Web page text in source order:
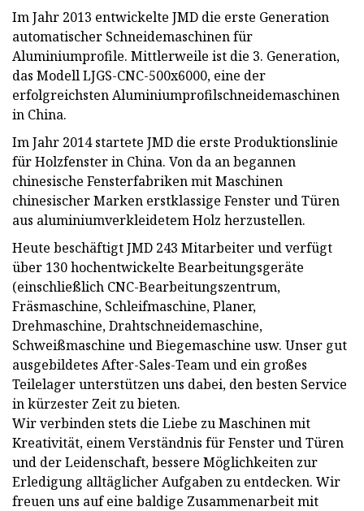
Im Jahr 2013 entwickelte JMD die erste Generation
automatischer Schneidemaschinen für
Aluminiumprofile. Mittlerweile ist die 3. Generation,
das Modell LJGS-CNC-500x6000, eine der
erfolgreichsten Aluminiumprofilschneidemaschinen
in China.
Im Jahr 2014 startete JMD die erste Produktionslinie
für Holzfenster in China. Von da an begannen
chinesische Fensterfabriken mit Maschinen
chinesischer Marken erstklassige Fenster und Türen
aus aluminiumverkleidetem Holz herzustellen.
Heute beschäftigt JMD 243 Mitarbeiter und verfügt
über 130 hochentwickelte Bearbeitungsgeräte
(einschließlich CNC-Bearbeitungszentrum,
Fräsmaschine, Schleifmaschine, Planer,
Drehmaschine, Drahtschneidemaschine,
Schweißmaschine und Biegemaschine usw. Unser gut
ausgebildetes After-Sales-Team und ein großes
Teilelager unterstützen uns dabei, den besten Service
in kürzester Zeit zu bieten.
Wir verbinden stets die Liebe zu Maschinen mit
Kreativität, einem Verständnis für Fenster und Türen
und der Leidenschaft, bessere Möglichkeiten zur
Erledigung alltäglicher Aufgaben zu entdecken. Wir
freuen uns auf eine baldige Zusammenarbeit mit